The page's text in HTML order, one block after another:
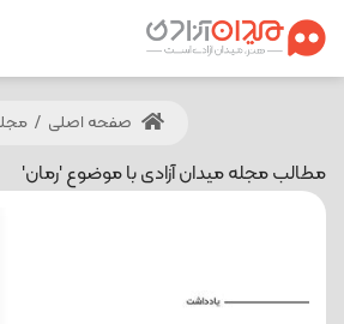
صفحه اصلی /
مطالب مجله میدان آزادی با موضوع 'رمان'